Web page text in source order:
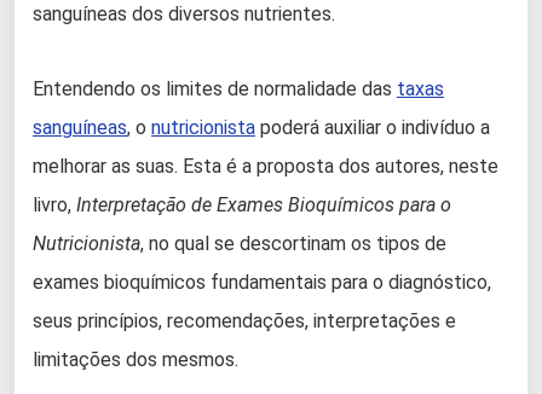
sanguíneas dos diversos nutrientes.
Entendendo os limites de normalidade das taxas
sanguíneas, o nutricionista poderá auxiliar o indivíduo a
melhorar as suas. Esta é a proposta dos autores, neste
livro, Interpretação de Exames Bioquímicos para o
Nutricionista, no qual se descortinam os tipos de
exames bioquímicos fundamentais para o diagnóstico,
seus princípios, recomendações, interpretações e
limitações dos mesmos.